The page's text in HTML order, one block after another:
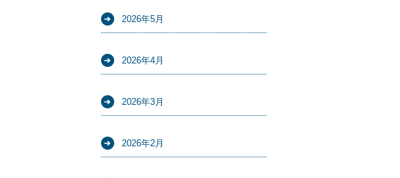
2026年5月
2026年4月
2026年3月
2026年2月